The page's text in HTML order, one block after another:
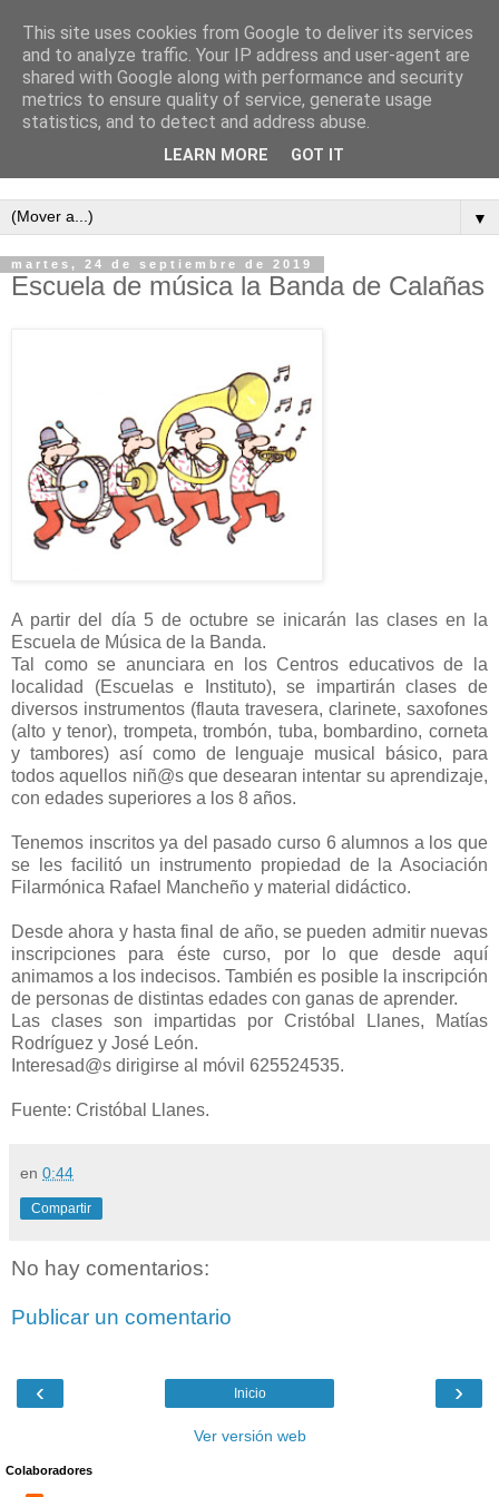
Semanario independiente de Calañas
▼
martes, 24 de septiembre de 2019
Escuela de música la Banda de Calañas
A partir del día 5 de octubre se inicarán las clases en la
Escuela de Música de la Banda.
Tal como se anunciara en los Centros educativos de la
localidad (Escuelas e Instituto), se impartirán clases de
diversos instrumentos (flauta travesera, clarinete, saxofones
(alto y tenor), trompeta, trombón, tuba, bombardino, corneta
y tambores) así como de lenguaje musical básico, para
todos aquellos niñ@s que desearan intentar su aprendizaje,
con edades superiores a los 8 años.
Tenemos inscritos ya del pasado curso 6 alumnos a los que
se les facilitó un instrumento propiedad de la Asociación
Filarmónica Rafael Mancheño y material didáctico.
Desde ahora y hasta final de año, se pueden admitir nuevas
inscripciones para éste curso, por lo que desde aquí
animamos a los indecisos. También es posible la inscripción
de personas de distintas edades con ganas de aprender.
Las clases son impartidas por Cristóbal Llanes, Matías
Rodríguez y José León.
Interesad@s dirigirse al móvil 625524535.
Fuente: Cristóbal Llanes.
en 0:44
Compartir
No hay comentarios:
Publicar un comentario
‹ ›
Inicio
Ver versión web
Colaboradores
This site uses cookies from Google to deliver its services
and to analyze traffic. Your IP address and user-agent are
shared with Google along with performance and security
metrics to ensure quality of service, generate usage
statistics, and to detect and address abuse.
LEARN MORE GOT IT